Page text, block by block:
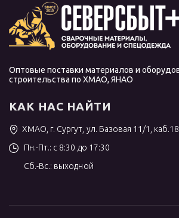
Оптовые поставки материалов и
строительства по ХМАО, ЯНАО
КАК НАС НАЙТИ
ХМАО, г. Сургут, ул. Базовая 11/1, каб.18
Пн.-Пт.: с 8:30 до 17:30
Сб.-Вс.: выходной